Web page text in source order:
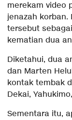
merekam video
jenazah korban.
tersebut
kematian dua
Diketahui, dua
dan Marten
kontak tembak
Dekai,
Sementara itu,